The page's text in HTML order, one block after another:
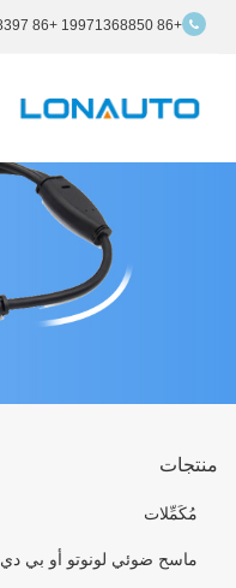
+86 19971368850 +86 18665358397 +86 15019194152
منتجات
مُكَمِّلات
ماسح ضوئي لونوتو أو بي دي 2